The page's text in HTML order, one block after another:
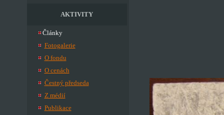
AKTIVITY
Články
Fotogalerie
O fondu
O cenách
Čestný předseda
Z médií
Publikace